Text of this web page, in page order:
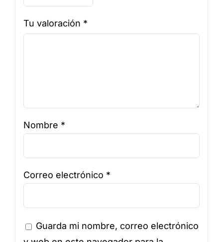
Tu valoración *
Nombre *
Correo electrónico *
Guarda mi nombre, correo electrónico